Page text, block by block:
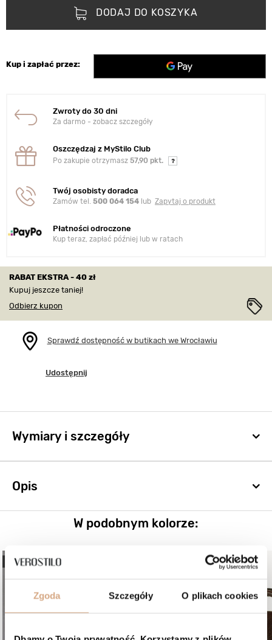
Zgoda Szczegóły O plikach cookies
DODAJ DO KOSZYKA
Kup i zapłać przez:
Zwroty do 30 dni
Za darmo - zobacz szczegóły
Oszczędzaj z MyStilo Club
Po zakupie otrzymasz 57,90 pkt.
Twój osobisty doradca
Zamów tel. 500 064 154 lub Zapytaj o produkt
Płatności odroczone
Kup teraz, zapłać później lub w ratach
RABAT EKSTRA - 40 zł
Kupuj jeszcze taniej!
Odbierz kupon
Sprawdź dostępność w butikach we Wrocławiu
Udostępnij
Wymiary i szczegóły
Opis
W podobnym kolorze:
NOWOŚĆ